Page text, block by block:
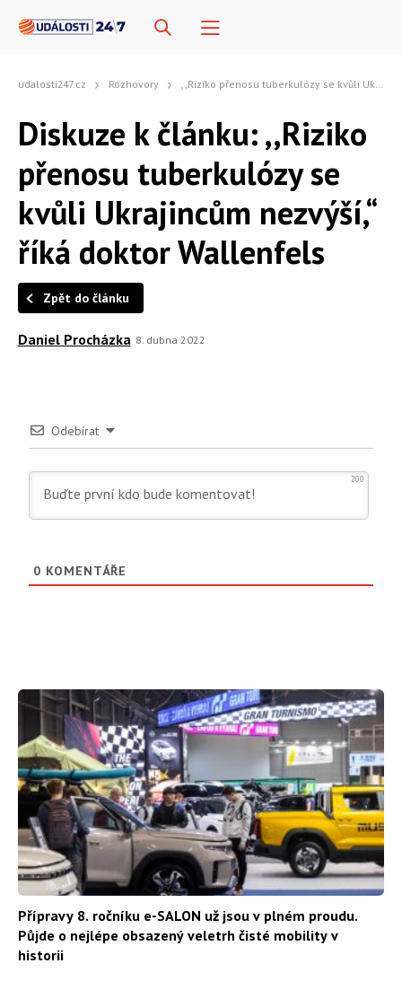
udalosti247.cz Rozhovory ,,Riziko přenosu tuberkulózy se kvůli Ukrajincům nezvýší,“ říká doktor Wallenfels
Diskuze k článku: ,,Riziko
přenosu tuberkulózy se
kvůli Ukrajincům nezvýší,“
říká doktor Wallenfels
Zpět do článku
Daniel Procházka 8. dubna 2022
Odebírat
200
0 KOMENTÁŘE
Přípravy 8. ročníku e-SALON už jsou v plném proudu.
Půjde o nejlépe obsazený veletrh čisté mobility v
historii